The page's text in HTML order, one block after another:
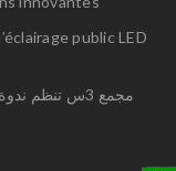
public LED
مجمع 3س تنظم